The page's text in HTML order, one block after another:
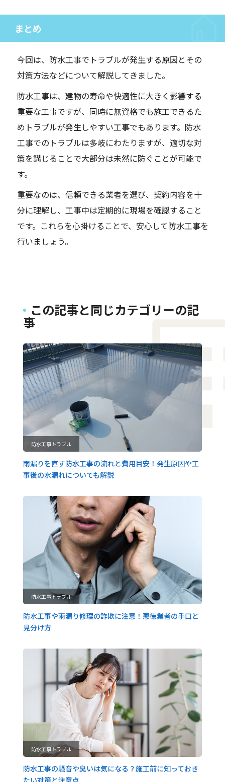
まとめ
今回は、防水工事でトラブルが発生する原因とその
対策方法などについて解説してきました。
防水工事は、建物の寿命や快適性に大きく影響する
重要な工事ですが、同時に無資格でも施工できるた
めトラブルが発生しやすい工事でもあります。防水
工事でのトラブルは多岐にわたりますが、適切な対
策を講じることで大部分は未然に防ぐことが可能で
す。
重要なのは、信頼できる業者を選び、契約内容を十
分に理解し、工事中は定期的に現場を確認すること
です。これらを心掛けることで、安心して防水工事を
行いましょう。
この記事と同じカテゴリーの記
事
防水工事トラブル
雨漏りを直す防水工事の流れと費用目安！発生原因や工
事後の水漏れについても解説
防水工事トラブル
防水工事や雨漏り修理の詐欺に注意！悪徳業者の手口と
見分け方
防水工事トラブル
防水工事の騒音や臭いは気になる？施工前に知っておき